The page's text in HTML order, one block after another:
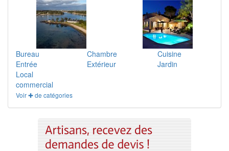
Bureau Chambre
Cuisine
Entrée
Extérieur
Jardin
Local
commercial
Voir ✚ de catégories